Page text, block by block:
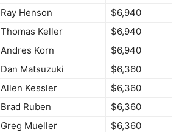
Ray Henson
$6,940
Thomas Keller
$6,940
Andres Korn
$6,940
Dan Matsuzuki
$6,360
Allen Kessler
$6,360
Brad Ruben
$6,360
Greg Mueller
$6,360